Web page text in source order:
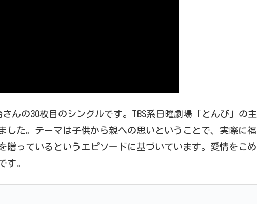
んの30枚目のシングルです。TBS系日曜劇場「とんび」の主
した。テーマは子供から親への思いということで、実際に福
贈っているというエピソードに基づいています。愛情をこめ
す。